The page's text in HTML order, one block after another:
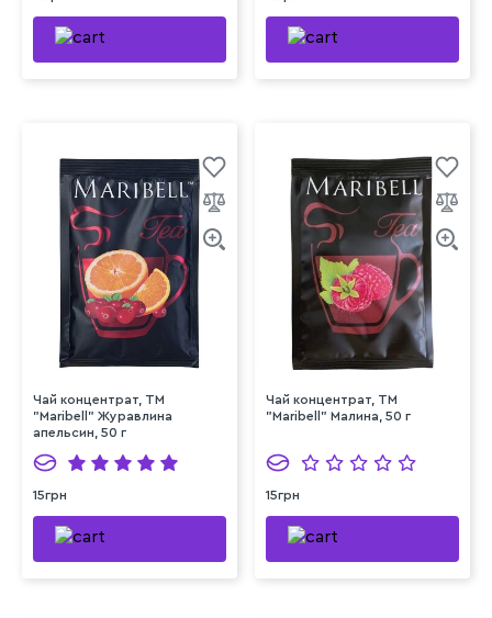
Чай концентрат, ТМ
"Maribell" Журавлина
апельсин, 50 г
15грн
Чай концентрат, ТМ
"Maribell" Малина, 50 г
15грн